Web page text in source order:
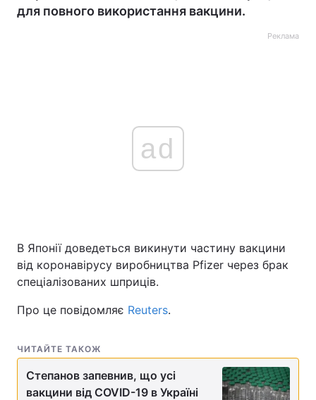
для повного використання вакцини.
Реклама
ad
В Японії доведеться викинути частину вакцини
від коронавірусу виробництва Pfizer через брак
спеціалізованих шприців.
Про це повідомляє Reuters.
ЧИТАЙТЕ ТАКОЖ
Степанов запевнив, що усі
вакцини від COVID-19 в Україні